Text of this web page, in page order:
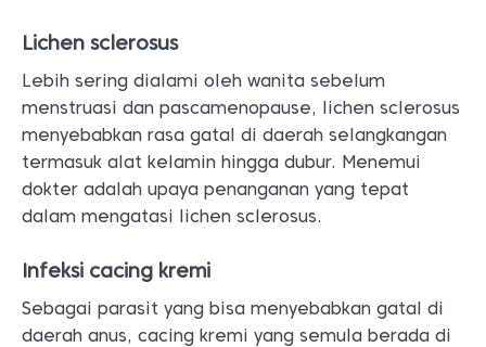
Lichen sclerosus
Lebih sering dialami oleh wanita sebelum
menstruasi dan pascamenopause, lichen sclerosus
menyebabkan rasa gatal di daerah selangkangan
termasuk alat kelamin hingga dubur. Menemui
dokter adalah upaya penanganan yang tepat
dalam mengatasi lichen sclerosus.
Infeksi cacing kremi
Sebagai parasit yang bisa menyebabkan gatal di
daerah anus, cacing kremi yang semula berada di